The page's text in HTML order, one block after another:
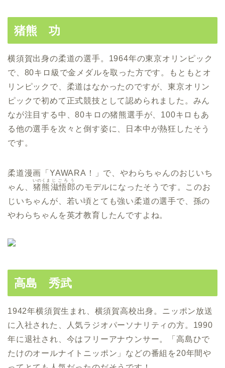
猪熊 功
横須賀出身の柔道の選手。1964年の東京オリンピック
で、80キロ級で金メダルを取った方です。もともとオ
リンピックで、柔道はなかったのですが、東京オリン
ピックで初めて正式競技として認められました。みん
なが注目する中、80キロの猪熊選手が、100キロもあ
る他の選手を次々と倒す姿に、日本中が熱狂したそう
です。
柔道漫画「YAWARA！」で、やわらちゃんのおじいち
ゃん、 猪熊
いのくま
滋悟郎
じごろう
のモデルになったそうです。このお
じいちゃんが、若い頃とても強い柔道の選手で、孫の
やわらちゃんを英才教育したんですよね。
高島 秀武
1942年横須賀生まれ、横須賀高校出身。ニッポン放送
に入社された、人気ラジオパーソナリティの方。1990
年に退社され、今はフリーアナウンサー。「高島ひで
たけのオールナイトニッポン」などの番組を20年間や